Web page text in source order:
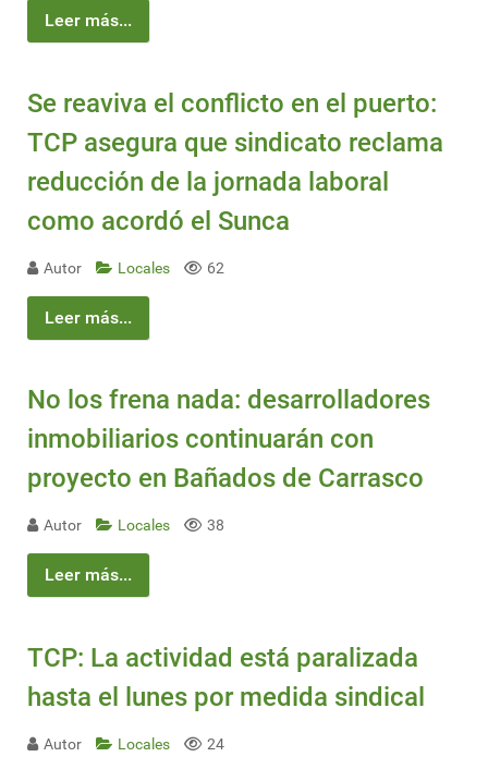
Leer más...
Se reaviva el conflicto en el puerto:
TCP asegura que sindicato reclama
reducción de la jornada laboral
como acordó el Sunca
Autor Locales 62
Leer más...
No los frena nada: desarrolladores
inmobiliarios continuarán con
proyecto en Bañados de Carrasco
Autor Locales 38
Leer más...
TCP: La actividad está paralizada
hasta el lunes por medida sindical
Autor Locales 24